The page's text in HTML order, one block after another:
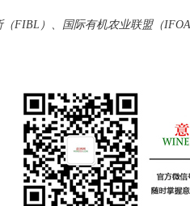
FIBL）、国际有机农业联盟（